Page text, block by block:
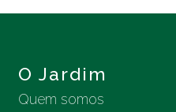
O Jardim
Quem somos